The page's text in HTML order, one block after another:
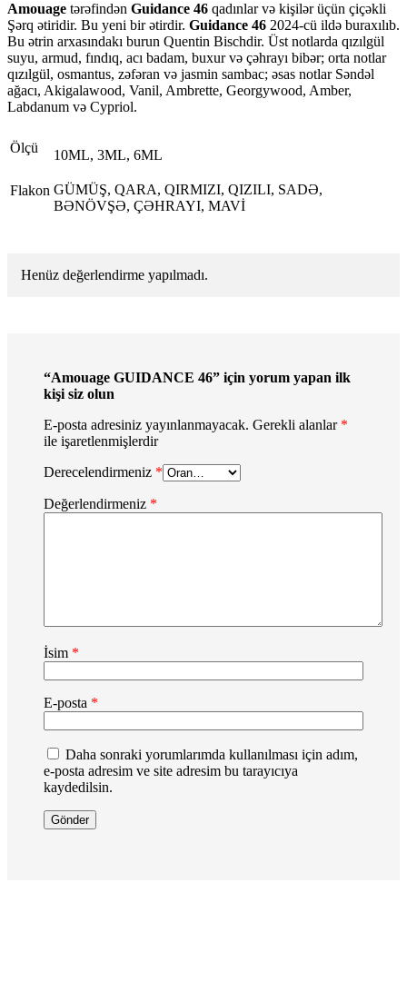
Amouage tərəfindən Guidance 46 qadınlar və kişilər üçün çiçəkli
Şərq ətiridir. Bu yeni bir ətirdir. Guidance 46 2024-cü ildə buraxılıb.
Bu ətrin arxasındakı burun Quentin Bischdir. Üst notlarda qızılgül
suyu, armud, fındıq, acı badam, buxur və çəhrayı bibər; orta notlar
qızılgül, osmantus, zəfəran və jasmin sambac; əsas notlar Səndəl
ağacı, Akigalawood, Vanil, Ambrette, Georgywood, Amber,
Labdanum və Cypriol.
Ölçü 10ML, 3ML, 6ML
Flakon GÜMÜŞ, QARA, QIRMIZI, QIZILI, SADƏ,
BƏNÖVŞƏ, ÇƏHRAYI, MAVİ
Henüz değerlendirme yapılmadı.
“Amouage GUIDANCE 46” için yorum yapan ilk
kişi siz olun
E-posta adresiniz yayınlanmayacak. Gerekli alanlar *
ile işaretlenmişlerdir
Derecelendirmeniz *
Değerlendirmeniz *
İsim *
E-posta *
Daha sonraki yorumlarımda kullanılması için adım,
e-posta adresim ve site adresim bu tarayıcıya
kaydedilsin.